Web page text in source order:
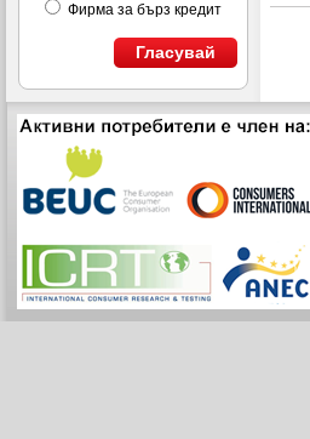
Фирма за бърз кредит
Гласувай